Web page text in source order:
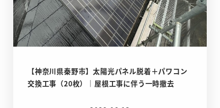
【神奈川県秦野市】太陽光パネル脱着＋パワコン
交換工事（20枚）｜屋根工事に伴う一時撤去